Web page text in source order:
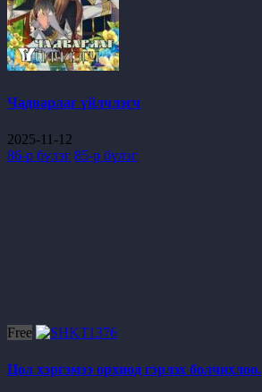
Чадварлаг үйлчлэгч
2025-11-12
86-р бүлэг 85-р бүлэг
Free
Цол хэргэмээ орхиод гэрлэх болчихлоо.